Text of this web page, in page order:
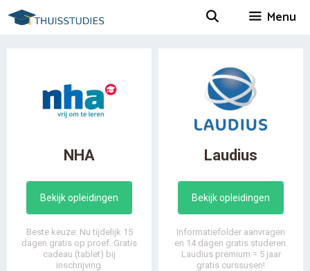
Spring
naar
Menu
NHA
Bekijk opleidingen
Beste keuze: Nu tijdelijk 15
dagen gratis op proef. Gratis
cadeau (tablet) bij
inschrijving.
Laudius
Bekijk opleidingen
Informatiefolder aanvragen
en 14 dagen gratis studeren.
Laudius premium = 5 jaar
gratis curssusen!